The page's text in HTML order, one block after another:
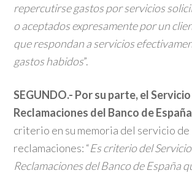
repercutirse gastos por servicios
o aceptados expresamente por un
que respondan a servicios
gastos habidos”.
SEGUNDO.- Por su parte, el
Reclamaciones del Banco de España
criterio en su memoria del servicio de
reclamaciones: “Es criterio del
Reclamaciones del Banco de España